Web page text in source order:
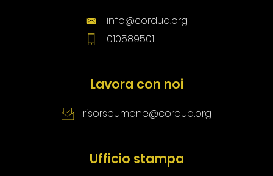
info@cordua.org
010589501
Lavora con noi
risorseumane@cordua.org
Ufficio stampa